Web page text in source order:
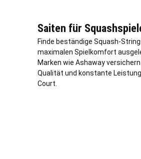
Saiten für
Finde beständige Squash-
maximalen Spielkomfort
Marken wie Ashaway
Qualität und konstante
Court.